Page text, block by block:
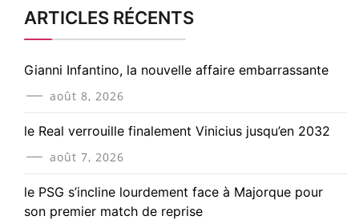
ARTICLES RÉCENTS
Gianni Infantino, la nouvelle affaire embarrassante
août 8, 2026
le Real verrouille finalement Vinicius jusqu’en 2032
août 7, 2026
le PSG s’incline lourdement face à Majorque pour
son premier match de reprise